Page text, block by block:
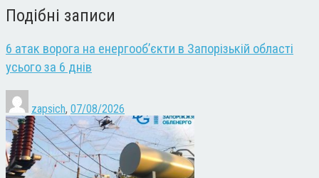
Подібні записи
6 атак ворога на енергооб’єкти в Запорізькій області
усього за 6 днів
zapsich, 07/08/2026